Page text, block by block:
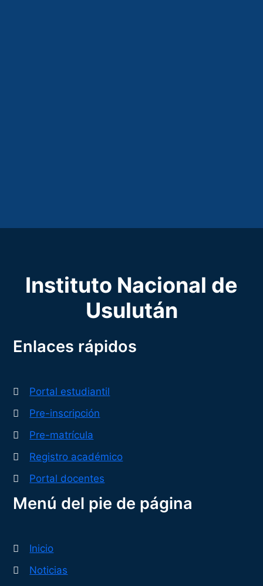
Instituto Nacional de
Usulután
Enlaces rápidos
Portal estudiantil
Pre-inscripción
Pre-matrícula
Registro académico
Portal docentes
Menú del pie de página
Inicio
Noticias